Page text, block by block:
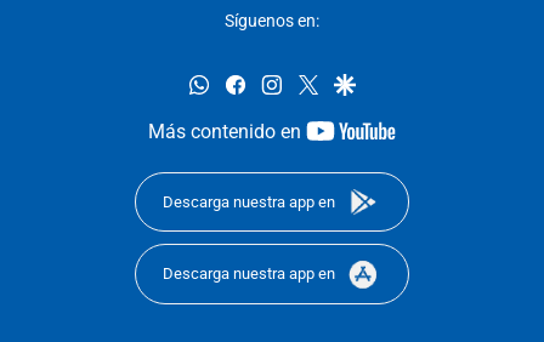
Síguenos en:
whatsappfacebookinstagram
twittergoogle
Más contenido en
youtube-
Descarga nuestra app en
Descarga nuestra app en